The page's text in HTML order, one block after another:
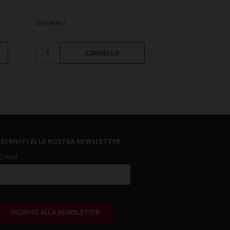
DISPONIBILE
ALLA NOSTRA NEWSLETTER